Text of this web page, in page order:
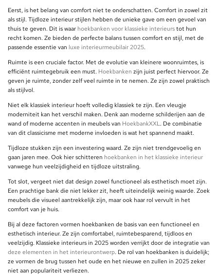
Eerst, is het belang van comfort niet te onderschatten. Comfort in zowel zit
als stijl. Tijdloze interieur stijlen hebben de unieke gave om een gevoel van
thuis te geven. Dit is waar hoekbanken voor klassieke interieurstot hun
recht komen. Ze bieden de perfecte balans tussen comfort en stijl, met de
passende essentie van luxe interieurmeubilair 2025.
Ruimte is een cruciale factor. Met de evolutie van kleinere woonruimtes, is
efficiënt ruimtegebruik een must. Hoekbanken zijn juist perfect hiervoor. Ze
geven je ruimte, zonder zelf veel ruimte in te nemen. Ze zijn zowel praktisch
als stijlvol.
Niet elk klassiek interieur hoeft volledig klassiek te zijn. Een vleugje
moderniteit kan het verschil maken. Denk aan moderne schilderijen aan de
wand of moderne accenten in meubels van HoekbankXXL. De combinatie
van dit classicisme met moderne invloeden is wat het spannend maakt.
Tijdloze stukken zijn een investering waard. Ze zijn niet trendgevoelig en
gaan jaren mee. Ook hier schitteren hoekbanken in het klassieke interieur
vanwege hun veelzijdigheid en tijdloze uitstraling.
Tot slot, vergeet niet dat design zowel functioneel als esthetisch moet zijn.
Een prachtige bank die niet lekker zit, heeft uiteindelijk weinig waarde. Zoek
meubels die visueel aantrekkelijk zijn, maar ook haar rol vervult in het
comfort van je huis.
Bij al deze factoren vormen hoekbanken de basis van een functioneel en
esthetisch interieur. Ze zijn comfortabel, ruimtebesparend, tijdloos en
veelzijdig. Klassieke interieurs in 2025 worden verrijkt door de integratie van
deze elementen in het interieurontwerp. De rol van hoekbanken is duidelijk;
ze vormen de brug tussen het oude en het nieuwe en zullen in 2025 zeker
niet aan populariteit verliezen.